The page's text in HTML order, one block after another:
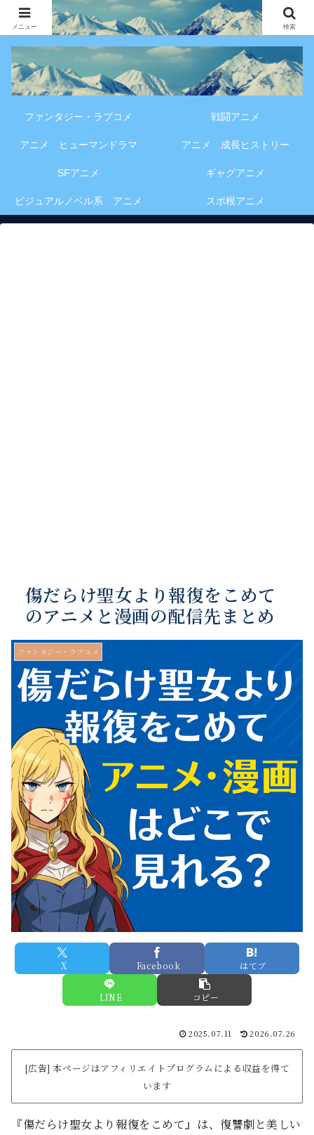
アニメ・漫画・VOD作品の見どころ、配信情報、登場人物や物語の考察を、作
品別・ジャンル別に分かりやすく紹介する専門ブログです。
ファンタジー・ラブコメ 戦闘アニメ
アニメ ヒューマンドラマ アニメ 成長ヒストリー
SFアニメ ギャグアニメ
ビジュアルノベル系 アニメ スポ根アニメ
傷だらけ聖女より報復をこめて
のアニメと漫画の配信先まとめ
ファンタジー・ラブコメ
X Facebook はてブ
LINE コピー
2025.07.11 2026.07.26
[広告] 本ページはアフィリエイトプログラムによる収益を得て
います
『傷だらけ聖女より報復をこめて』は、復讐劇と美しい
メニュー 検索